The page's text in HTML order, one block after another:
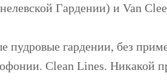
Гардении) и Van
пудровые гардении, без
Clean Lines. Никакой